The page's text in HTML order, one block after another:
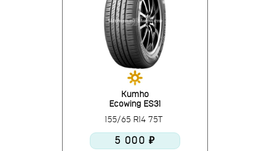
Kumho
Ecowing ES31
155/65 R14 75T
5 000 ₽